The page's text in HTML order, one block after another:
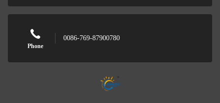
Phone
0086-769-87900780